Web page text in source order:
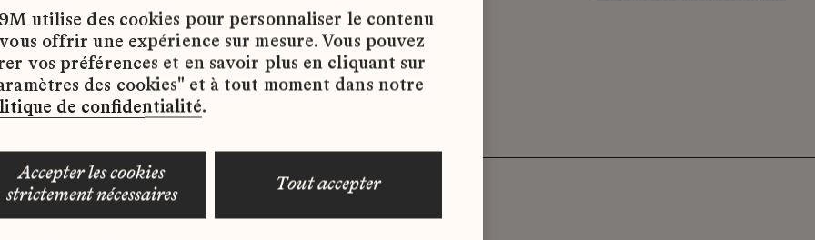
d’emploi disponibles pour le moment.
utilise des cookies pour personnaliser le contenu
offrir une expérience sur mesure. Vous pouvez
vos préférences et en savoir plus en cliquant sur
des cookies" et à tout moment dans notre
de confidentialité.
accepter les cookies
strictement nécessaires
tout accepter